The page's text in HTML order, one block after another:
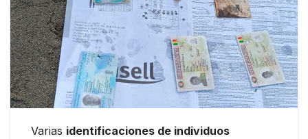
Varias identificaciones de individuos